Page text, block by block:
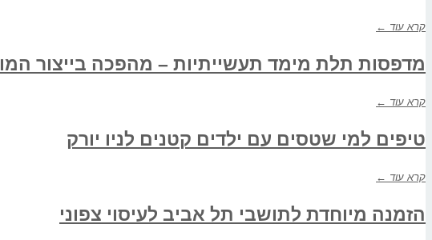
קרא עוד ←
מדפסות תלת מימד תעשייתיות – מהפכה בייצור
קרא עוד ←
טיפים למי שטסים עם ילדים קטנים לניו יורק
קרא עוד ←
הזמנה מיוחדת לתושבי תל אביב לעיסוי צפוני